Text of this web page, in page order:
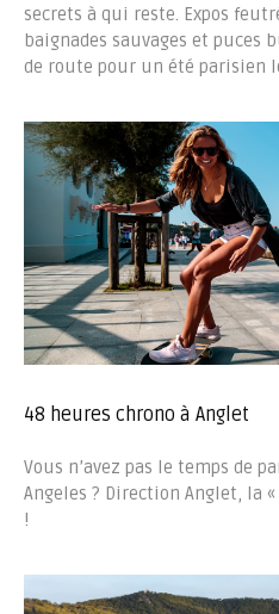
secrets à qui reste. Expos
baignades sauvages et puces
de route pour un été parisien
48 heures chrono à Anglet
Vous n’avez pas le temps de
Angeles ? Direction Anglet, la
!